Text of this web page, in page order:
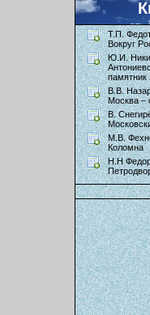
Т.П.
Вокруг
Ю.И.
памятник
В.В.
Москва –
В.
М.В.
Коломна
Н.Н